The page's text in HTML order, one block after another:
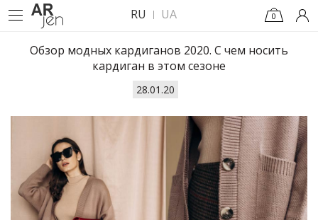
RU UA 0
Обзор модных кардиганов 2020. С чем носить
кардиган в этом сезоне
28.01.20